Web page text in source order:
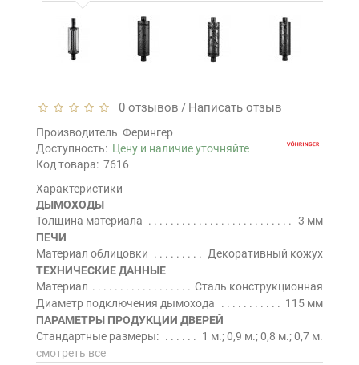
0 отзывов / Написать отзыв
Производитель Ферингер
Доступность: Цену и наличие уточняйте
Код товара: 7616
Характеристики
ДЫМОХОДЫ
Толщина материала
3 мм
ПЕЧИ
Материал облицовки
Декоративный кожух
ТЕХНИЧЕСКИЕ ДАННЫЕ
Материал
Сталь конструкционная
Диаметр подключения дымохода
115 мм
ПАРАМЕТРЫ ПРОДУКЦИИ ДВЕРЕЙ
Стандартные размеры:
1 м.; 0,9 м.; 0,8 м.; 0,7 м.
смотреть все